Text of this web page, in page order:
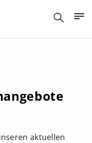
aktuellen